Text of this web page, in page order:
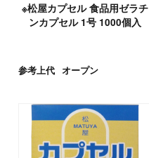
※松屋カプセル 食品用ゼラチ
ンカプセル 1号 1000個入
参考上代 オープン